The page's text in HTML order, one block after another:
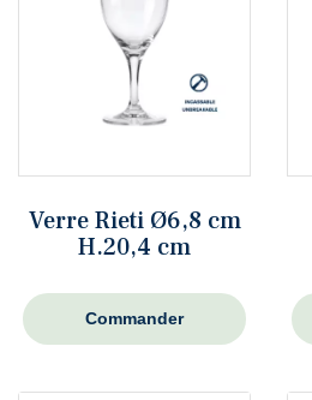
Verre Rieti Ø6,8 cm
H.20,4 cm
Commander